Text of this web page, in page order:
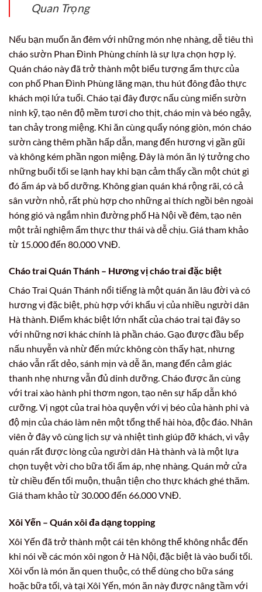
Quan Trọng
Nếu bạn muốn ăn đêm với những món nhẹ nhàng, dễ tiêu thì
cháo sườn Phan Đình Phùng chính là sự lựa chọn hợp lý.
Quán cháo này đã trở thành một biểu tượng ẩm thực của
con phố Phan Đình Phùng lãng mạn, thu hút đông đảo thực
khách mọi lứa tuổi. Cháo tại đây được nấu cùng miến sườn
ninh kỹ, tạo nên độ mềm tươi cho thịt, cháo mịn và béo ngậy,
tan chảy trong miệng. Khi ăn cùng quẩy nóng giòn, món cháo
sườn càng thêm phần hấp dẫn, mang đến hương vị gần gũi
và không kém phần ngon miệng. Đây là món ăn lý tưởng cho
những buổi tối se lạnh hay khi bạn cảm thấy cần một chút gì
đó ấm áp và bổ dưỡng. Không gian quán khá rộng rãi, có cả
sân vườn nhỏ, rất phù hợp cho những ai thích ngồi bên ngoài
hóng gió và ngắm nhìn đường phố Hà Nội về đêm, tạo nên
một trải nghiệm ẩm thực thư thái và dễ chịu. Giá tham khảo
từ 15.000 đến 80.000 VNĐ.
Cháo trai Quán Thánh – Hương vị cháo trai đặc biệt
Cháo Trai Quán Thánh nổi tiếng là một quán ăn lâu đời và có
hương vị đặc biệt, phù hợp với khẩu vị của nhiều người dân
Hà thành. Điểm khác biệt lớn nhất của cháo trai tại đây so
với những nơi khác chính là phần cháo. Gạo được đầu bếp
nấu nhuyễn và nhừ đến mức không còn thấy hạt, nhưng
cháo vẫn rất dẻo, sánh mịn và dễ ăn, mang đến cảm giác
thanh nhẹ nhưng vẫn đủ dinh dưỡng. Cháo được ăn cùng
với trai xào hành phi thơm ngon, tạo nên sự hấp dẫn khó
cưỡng. Vị ngọt của trai hòa quyện với vị béo của hành phi và
độ mịn của cháo làm nên một tổng thể hài hòa, độc đáo. Nhân
viên ở đây vô cùng lịch sự và nhiệt tình giúp đỡ khách, vì vậy
quán rất được lòng của người dân Hà thành và là một lựa
chọn tuyệt vời cho bữa tối ấm áp, nhẹ nhàng. Quán mở cửa
từ chiều đến tối muộn, thuận tiện cho thực khách ghé thăm.
Giá tham khảo từ 30.000 đến 66.000 VNĐ.
Xôi Yến – Quán xôi đa dạng topping
Xôi Yến đã trở thành một cái tên không thể không nhắc đến
khi nói về các món xôi ngon ở Hà Nội, đặc biệt là vào buổi tối.
Xôi vốn là món ăn quen thuộc, có thể dùng cho bữa sáng
hoặc bữa tối, và tại Xôi Yến, món ăn này được nâng tầm với